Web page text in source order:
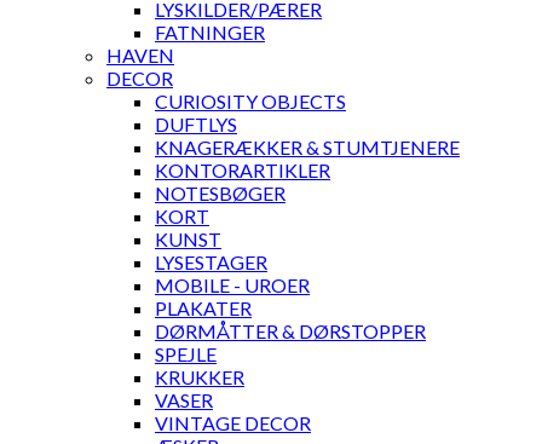
LYSKILDER/PÆRER
FATNINGER
HAVEN
DECOR
CURIOSITY OBJECTS
DUFTLYS
KNAGERÆKKER & STUMTJENERE
KONTORARTIKLER
NOTESBØGER
KORT
KUNST
LYSESTAGER
MOBILE - UROER
PLAKATER
DØRMÅTTER & DØRSTOPPER
SPEJLE
KRUKKER
VASER
VINTAGE DECOR